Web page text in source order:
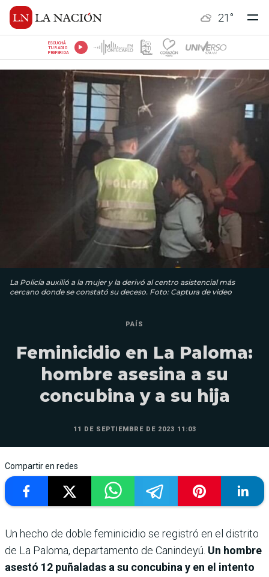
21 °
ESCUCHÁ
TU RADIO
PREFERIDA
La Policía auxilió a la mujer y la derivó al centro asistencial más
cercano donde se constató su deceso. Foto: Captura de video
PAÍS
Feminicidio en La Paloma:
hombre asesina a su
concubina y a su hija
11 DE SEPTIEMBRE DE 2023 11:03
Compartir en redes
Un hecho de doble feminicidio se registró en el distrito
de La Paloma, departamento de Canindeyú. Un hombre
asestó 12 puñaladas a su concubina y en el intento